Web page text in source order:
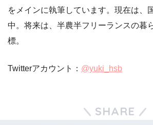
をメインに執筆しています。現在は、
中。将来は、半農半フリーランスの暮
標。
Twitterアカウント： @yuki_hsb
SHARE